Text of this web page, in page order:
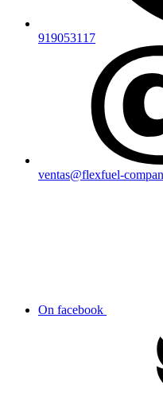
919053117
ventas@flexfuel-
On facebook